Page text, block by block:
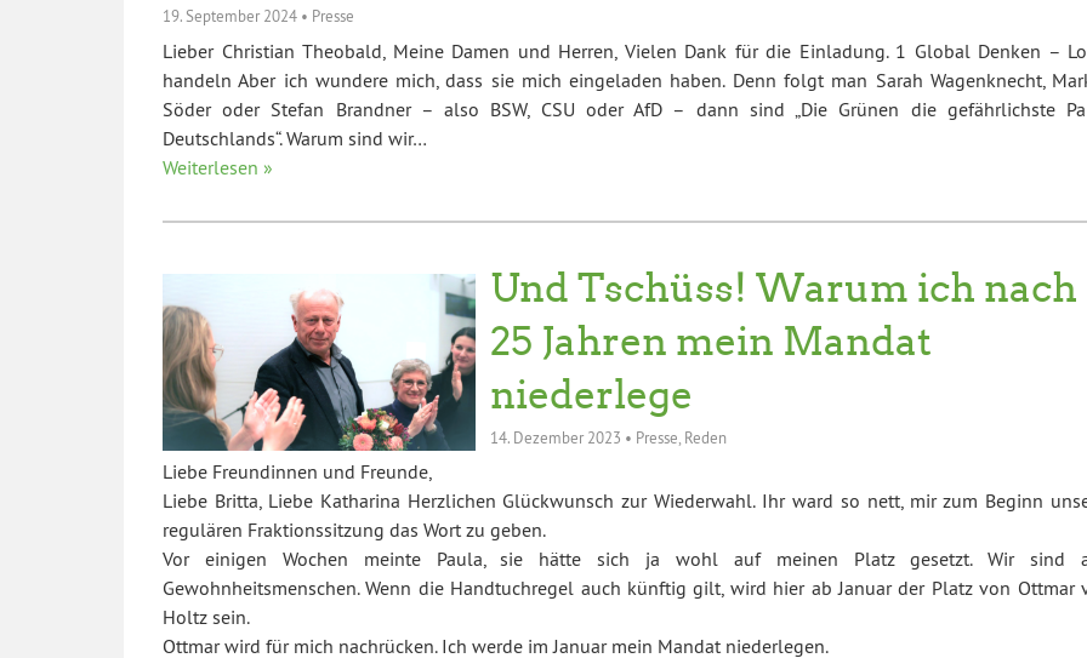
19. September 2024 • Presse
Lieber Christian Theobald, Meine Damen und Herren, Vielen Dank für die Einladung. 1 Global Denken –
handeln Aber ich wundere mich, dass sie mich eingeladen haben. Denn folgt man Sarah Wagenknecht,
Söder oder Stefan Brandner – also BSW, CSU oder AfD – dann sind „Die Grünen die gefährlichste
Deutschlands“. Warum sind wir…
Weiterlesen »
Und Tschüss! Warum ich nach
25 Jahren mein Mandat
niederlege
14. Dezember 2023 • Presse Reden
Liebe Freundinnen und Freunde,
Liebe Britta, Liebe Katharina Herzlichen Glückwunsch zur Wiederwahl. Ihr ward so nett, mir zum Beginn
regulären Fraktionssitzung das Wort zu geben.
Vor einigen Wochen meinte Paula, sie hätte sich ja wohl auf meinen Platz gesetzt. Wir sind
Gewohnheitsmenschen. Wenn die Handtuchregel auch künftig gilt, wird hier ab Januar der Platz von Ottmar
Holtz sein.
Ottmar wird für mich nachrücken. Ich werde im Januar mein Mandat niederlegen.